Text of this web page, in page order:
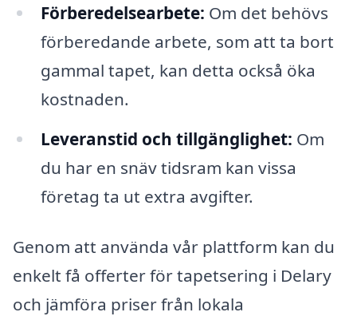
Förberedelsearbete: Om det behövs
förberedande arbete, som att ta bort
gammal tapet, kan detta också öka
kostnaden.
Leveranstid och tillgänglighet: Om
du har en snäv tidsram kan vissa
företag ta ut extra avgifter.
Genom att använda vår plattform kan du
enkelt få offerter för tapetsering i Delary
och jämföra priser från lokala